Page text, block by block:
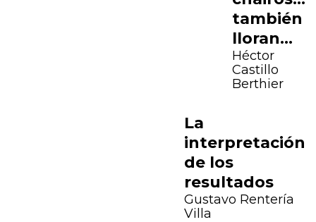
también
lloran…
Héctor
Castillo
Berthier
La
interpretación
de los
resultados
Gustavo Rentería
Villa